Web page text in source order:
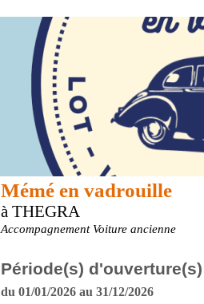
Mémé en vadrouille
à THEGRA
Accompagnement Voiture ancienne
Période(s) d'ouverture(s)
du 01/01/2026 au 31/12/2026